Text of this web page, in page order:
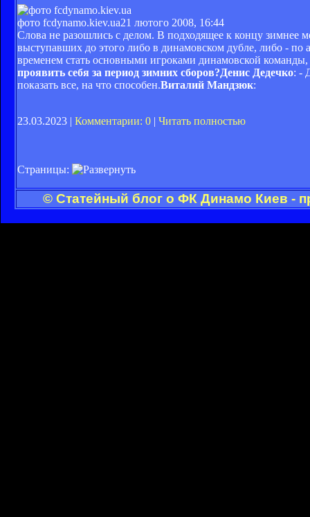
фото fcdynamo.kiev.ua21 лютого 2008, 16:44
Слова не разошлись с делом. В подходящее к концу зимнее
выступавших до этого либо в динамовском дубле, либо -
временем стать основными игроками динамовской
проявить себя за период зимних сборов?Денис Дедечко: -
показать все, на что способен.Виталий Мандзюк:
23.03.2023 | Комментарии: 0 | Читать полностью
Страницы:
© Статейный блог о ФК Динамо Киев -